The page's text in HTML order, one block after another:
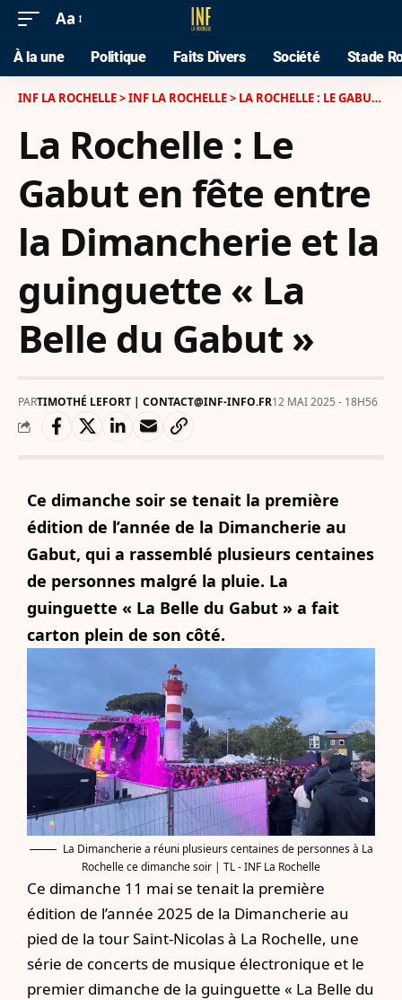
Aa
À la une Politique Faits Divers Société Stade
INF LA ROCHELLE>INF LA ROCHELLE> LA ROCHELLE : LE GABUT EN FÊTE ENTRE LA DIMANCHERIE ET LA GUINGUETTE « LA BELLE DU GABUT »
La Rochelle : Le
Gabut en fête entre
la Dimancherie et la
guinguette « La
Belle du Gabut »
PARTIMOTHÉ LEFORT | CONTACT@INF-INFO.FR12 MAI 2025 - 18H56
Ce dimanche soir se tenait la première
édition de l’année de la Dimancherie au
Gabut, qui a rassemblé plusieurs centaines
de personnes malgré la pluie. La
guinguette « La Belle du Gabut » a fait
carton plein de son côté.
La Dimancherie a réuni plusieurs centaines de personnes à La
Rochelle ce dimanche soir | TL - INF La Rochelle
Ce dimanche 11 mai se tenait la première
édition de l’année 2025 de la Dimancherie au
pied de la tour Saint-Nicolas à La Rochelle, une
série de concerts de musique électronique et le
premier dimanche de la guinguette « La Belle du